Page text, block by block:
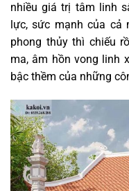
nhiều giá trị tâm linh
lực, sức mạnh của cả
phong thủy thì chiếu
ma, âm hồn vong linh
bậc thềm của những